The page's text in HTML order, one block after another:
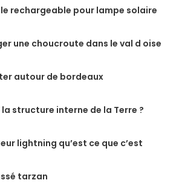
rechargeable pour lampe solaire
une choucroute dans le val d oise
autour de bordeaux
structure interne de la Terre ?
lightning qu’est ce que c’est
tarzan